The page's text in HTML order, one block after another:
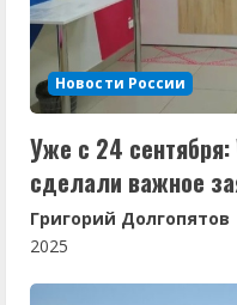
т
е
н
и
е
Новости России
Уже с 24
сделали важное
Григорий Долгопятов
2025